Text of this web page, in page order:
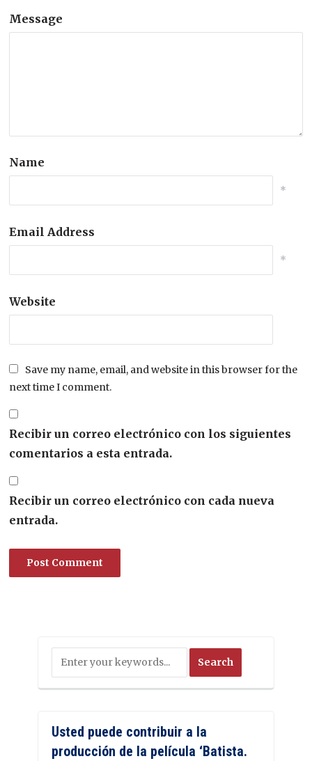
Message
Name
*
Email Address
*
Website
Save my name, email, and website in this browser for the
next time I comment.
Recibir un correo electrónico con los siguientes
comentarios a esta entrada.
Recibir un correo electrónico con cada nueva
entrada.
Usted puede contribuir a la
producción de la película ‘Batista.